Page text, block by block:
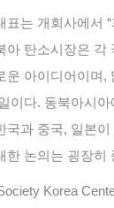
표는 개회사에서
아 탄소시장은 각
운 아이디어이며,
이다. 동북아시
국과 중국, 일본
한 논의는 굉장히
Korea